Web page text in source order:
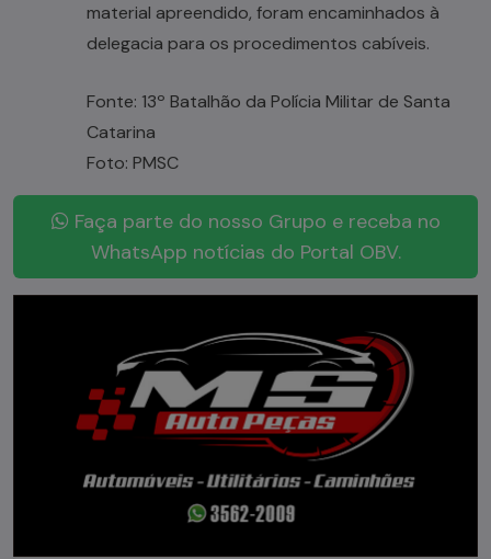
material apreendido, foram encaminhados à
delegacia para os procedimentos cabíveis.
Fonte: 13º Batalhão da Polícia Militar de Santa
Catarina
Foto: PMSC
Faça parte do nosso Grupo e receba no
WhatsApp notícias do Portal OBV.